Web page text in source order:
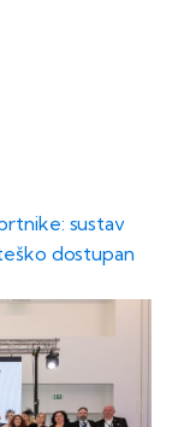
sustav
dostupan